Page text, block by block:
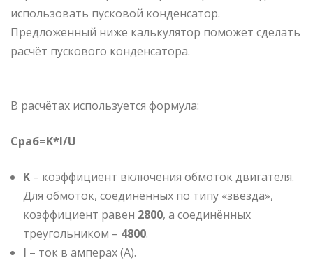
использовать пусковой конденсатор.
Предложенный ниже калькулятор поможет сделать
расчёт пускового конденсатора.
В расчётах используется формула:
Cраб=K*I/U
K – коэффициент включения обмоток двигателя.
Для обмоток, соединённых по типу «звезда»,
коэффициент равен 2800, а соединённых
треугольником – 4800.
I – ток в амперах (А).